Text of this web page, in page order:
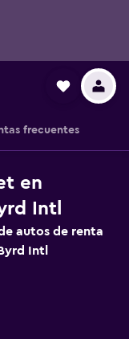
frecuentes
en
Intl
autos de renta
Intl